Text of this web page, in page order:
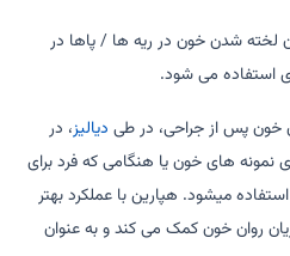
لخته شدن خون در ریه ها / پاها در
استفاده می شود.
خون پس از جراحی، در طی دیالیز، در
نمونه های خون یا هنگامی که فرد برای
میشود. هپارین با عملکرد بهتر
روان خون کمک می کند و به عنوان